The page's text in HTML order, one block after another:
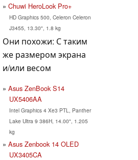
Chuwi HeroLook Pro+
HD Graphics 500, Celeron Celeron
J3455, 13.30", 1.8 kg
Они похожи: С таким
же размером экрана
и/или весом
Asus ZenBook S14
UX5406AA
Intel Graphics 4 Xe3 PTL, Panther
Lake Ultra 9 386H, 14.00", 1.205
kg
Asus Zenbook 14 OLED
UX3405CA